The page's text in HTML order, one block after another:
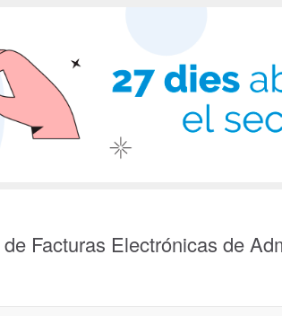
Facturas Electrónicas de